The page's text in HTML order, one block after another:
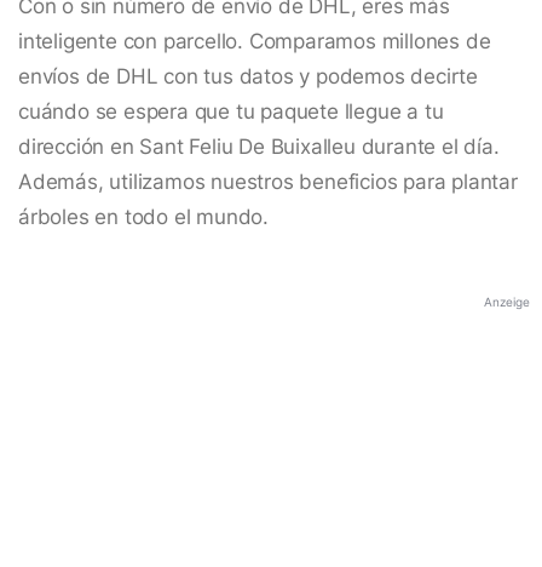
Con o sin número de envío de DHL, eres más
inteligente con parcello. Comparamos millones de
envíos de DHL con tus datos y podemos decirte
cuándo se espera que tu paquete llegue a tu
dirección en Sant Feliu De Buixalleu durante el día.
Además, utilizamos nuestros beneficios para plantar
árboles en todo el mundo.
Anzeige